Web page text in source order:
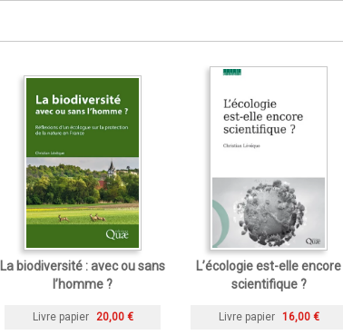
La biodiversité : avec ou sans
l’homme ?
Livre papier 20,00 €
L’écologie est-elle encore
scientifique ?
Livre papier 16,00 €